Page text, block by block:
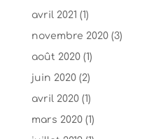
avril 2021 (1)
novembre 2020(3)
août 2020(1)
juin 2020(2)
avril 2020(1)
mars 2020(1)